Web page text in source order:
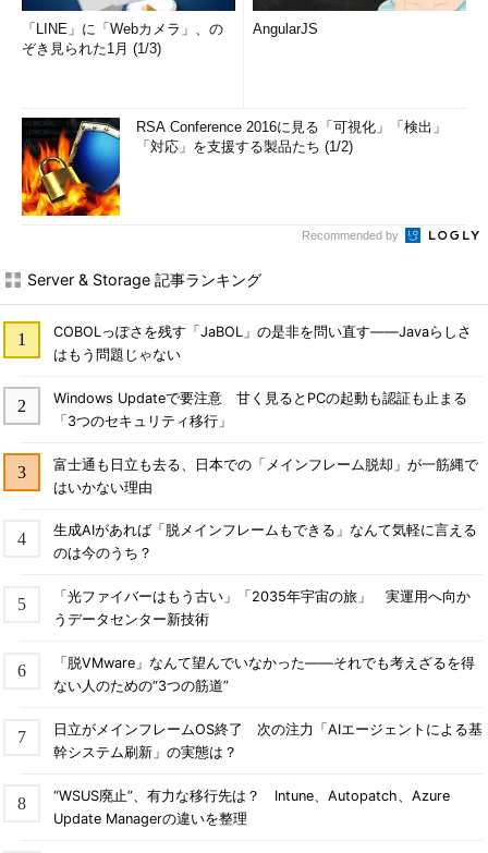
「LINE」に「Webカメラ」、の
ぞき見られた1月 (1/3)
AngularJS
RSA Conference 2016に見る「可視化」「検出」
「対応」を支援する製品たち (1/2)
Recommended by
Server & Storage 記事ランキング
COBOLっぽさを残す「JaBOL」の是非を問い直す――Javaらしさ
はもう問題じゃない
Windows Updateで要注意 甘く見るとPCの起動も認証も止まる
「3つのセキュリティ移行」
富士通も日立も去る、日本での「メインフレーム脱却」が一筋縄で
はいかない理由
生成AIがあれば「脱メインフレームもできる」なんて気軽に言える
のは今のうち？
「光ファイバーはもう古い」「2035年宇宙の旅」 実運用へ向か
うデータセンター新技術
「脱VMware」なんて望んでいなかった――それでも考えざるを得
ない人のための“3つの筋道”
日立がメインフレームOS終了 次の注力「AIエージェントによる基
幹システム刷新」の実態は？
“WSUS廃止”、有力な移行先は？ Intune、Autopatch、Azure
Update Managerの違いを整理